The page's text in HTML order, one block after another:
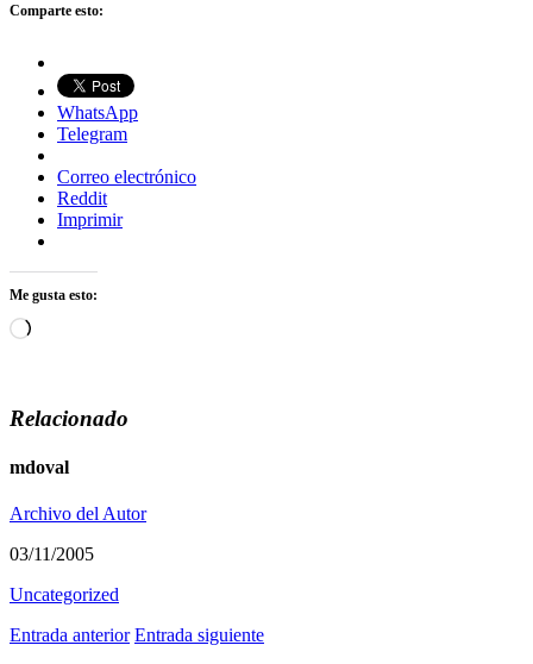
Comparte esto:
WhatsApp
Telegram
Correo electrónico
Reddit
Imprimir
Me gusta esto:
Cargando...
Relacionado
mdoval
Archivo del Autor
03/11/2005
Uncategorized
Entrada anterior Entrada siguiente